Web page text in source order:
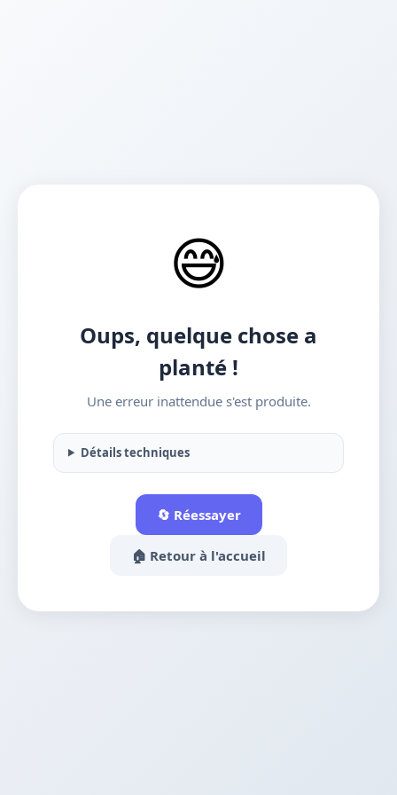
😅
Oups, quelque chose a
planté !
Une erreur inattendue s'est produite.
Détails techniques
🔄 Réessayer
🏠 Retour à l'accueil